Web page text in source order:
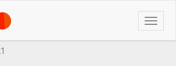
Toggle